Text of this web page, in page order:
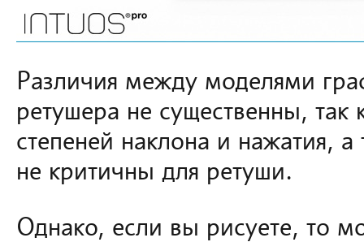
Различия между моделями
ретушера не существенны, так
степеней наклона и нажатия,
не критичны для ретуши.
Однако, если вы рисуете, то